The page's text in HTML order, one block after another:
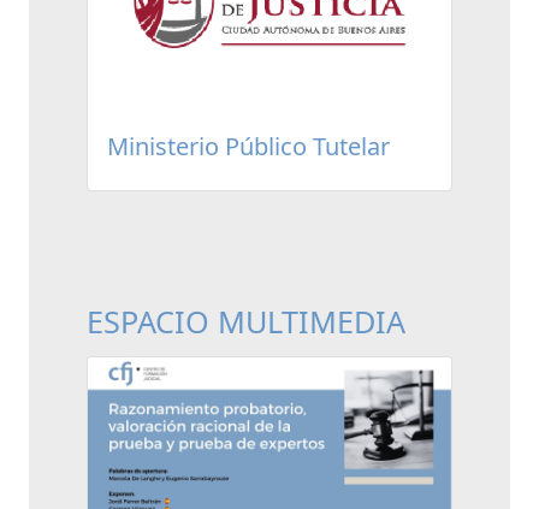
Ministerio Público Tutelar
ESPACIO MULTIMEDIA